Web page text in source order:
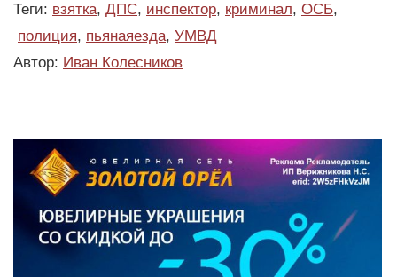
Теги: взятка, ДПС, инспектор, криминал, ОСБ,
полиция, пьянаяезда, УМВД
Автор: Иван Колесников